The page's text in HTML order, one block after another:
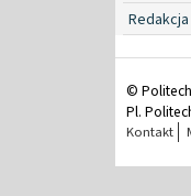
Redakcja
©
Pl.
Kontakt